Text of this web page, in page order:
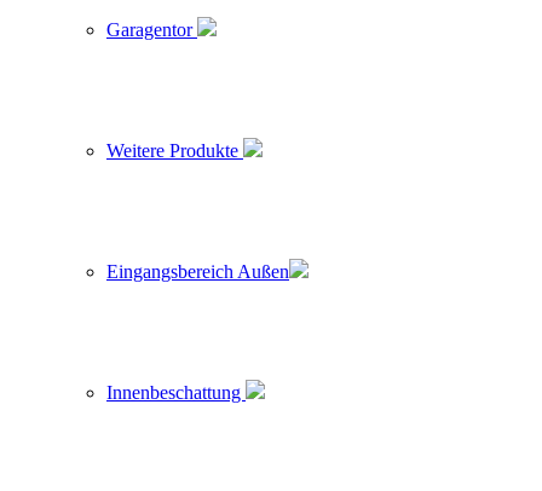
Garagentor
Weitere Produkte
Eingangsbereich Außen
Innenbeschattung